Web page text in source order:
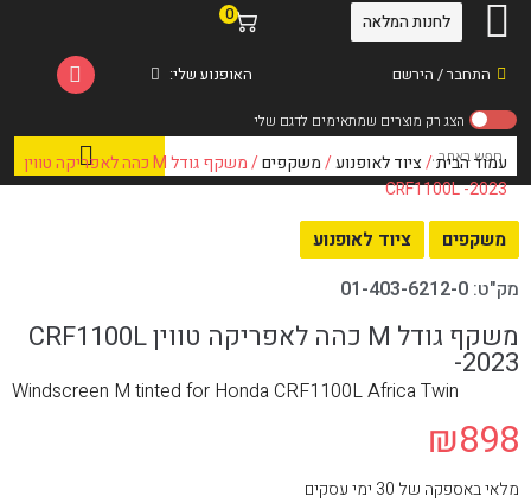
התחבר / הירשם
0
האופנוע שלי:
לחנות המלאה
עמוד הבית/ציוד לאופנוע/משקפים
/ משקף גודל M כהה לאפריקה טווין
CRF1100L -2023
משקפים ציוד לאופנוע
מק"ט: 01-403-6212-0
משקף גודל M כהה לאפריקה טווין CRF1100L
-2023
Windscreen M tinted for Honda CRF1100L Africa Twin
₪898
מלאי באספקה של 30 ימי עסקים